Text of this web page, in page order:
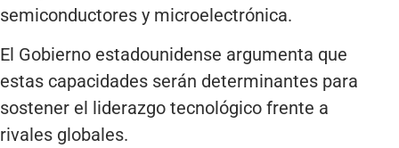
semiconductores y microelectrónica.
El Gobierno estadounidense argumenta que
estas capacidades serán determinantes para
sostener el liderazgo tecnológico frente a
rivales globales.